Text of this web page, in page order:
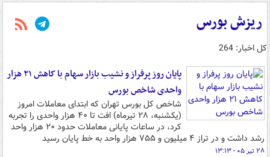
ریزش بورس
کل اخبار: 264
پایان روز پرفراز و نشیب بازار سهام با کاهش ۲۱ هزار
واحدی شاخص بورس
شاخص کل بورس تهران که ابتدای معاملات امروز
(یکشنبه، ۲۸ تیرماه) افت تا ۴۰ هزار واحدی را تجربه
کرد، در ساعات پایانی معاملات حدود ۲۰ هزار واحد
رشد داشت و در تراز ۴ میلیون و ۷۵۵ هزار واحد به خط پایان رسید
۲۸ تیر ۰۵ - ۱۳:۱۳